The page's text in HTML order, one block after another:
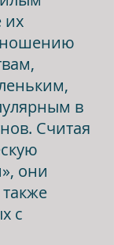
их
в
Считая
они
с